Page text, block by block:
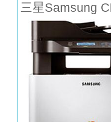
三星Samsung